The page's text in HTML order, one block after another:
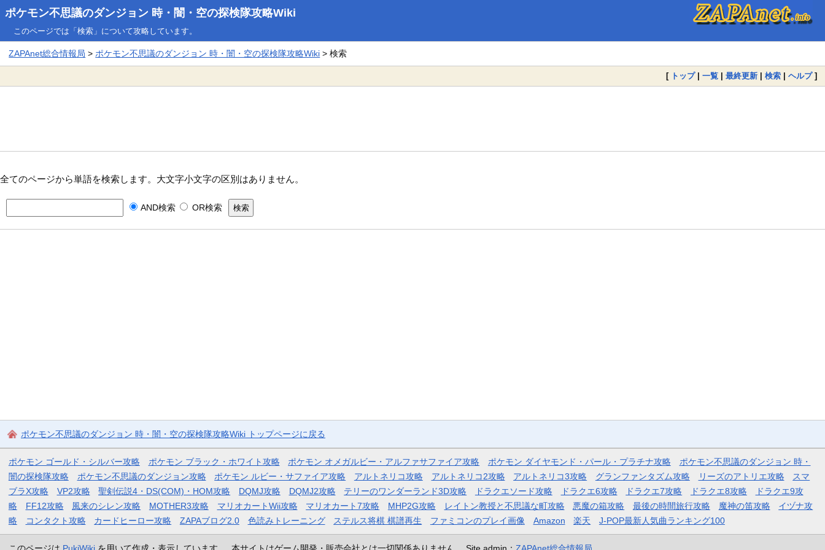
ポケモン不思議のダンジョン 時・闇・空の探検隊攻略Wiki
このページでは「検索」について攻略しています。
ZAPAnet総合情報局 >ポケモン不思議のダンジョン 時・闇・空の探検隊攻略Wiki > 検索
[ トップ| 一覧 | 最終更新 | 検索 | ヘルプ]
全てのページから単語を検索します。大文字小文字の区別はありません。
AND検索 OR検索
ポケモン不思議のダンジョン 時・闇・空の探検隊攻略Wiki トップページに戻る
ポケモン ゴールド・シルバー攻略 ポケモン ブラック・ホワイト攻略 ポケモン オメガルビー・アルファサファイア攻略 ポケモン ダイヤモンド・パール・プラチナ攻略
ポケモン不思議のダンジョン 時・
闇の探検隊攻略
ポケモン不思議のダンジョン攻略 ポケモン ルビー・サファイア攻略 アルトネリコ攻略 アルトネリコ2攻略 アルトネリコ3攻略 グランファンタズム攻略 リーズのアトリエ攻略
スマ
ブラX攻略
VP2攻略 聖剣伝説4・DS(COM)・HOM攻略 DQMJ攻略 DQMJ2攻略 テリーのワンダーランド3D攻略 ドラクエソード攻略 ドラクエ6攻略 ドラクエ7攻略 ドラクエ8攻略
ドラクエ9攻
略
FF12攻略 風来のシレン攻略 MOTHER3攻略 マリオカートWii攻略 マリオカート7攻略 MHP2G攻略 レイトン教授と不思議な町攻略 悪魔の箱攻略 最後の時間旅行攻略 魔神の笛攻略
イヅナ攻
略
コンタクト攻略 カードヒーロー攻略 ZAPAブログ2.0 色読みトレーニング ステルス将棋 棋譜再生 ファミコンのプレイ画像 Amazon 楽天 J-POP最新人気曲ランキング100
このページは PukiWikiを用いて作成・表示しています。 本サイトはゲーム開発・販売会社とは一切関係ありません。 Site admin： ZAPAnet総合情報局